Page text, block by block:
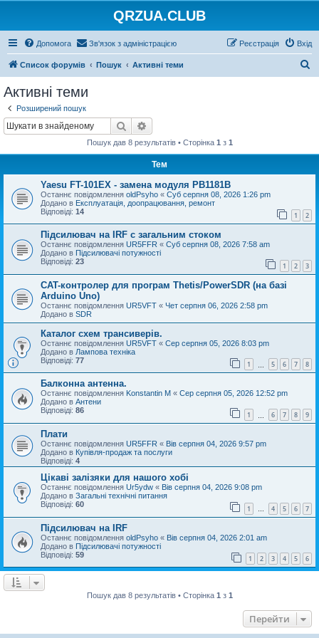
QRZUA.CLUB
Допомога Зв'язок з адміністрацією Вхід
Реєстрація
Список форумів Пошук Активні теми
Активні теми
Розширений пошук
Пошук
Пошук дав 8 результатів • Сторінка 1 з 1
Тем
Yaesu FT-101EX - замена модуля PB1181B
Останнє повідомлення oldPsyho « Суб серпня 08, 2026 1:26 pm
Додано в Експлуатація, доопрацювання, ремонт
Відповіді: 14 1 2
Підсилювач на IRF с загальним стоком
Останнє повідомлення UR5FFR « Суб серпня 08, 2026 7:58 am
Додано в Підсилювачі потужності
Відповіді: 23 1 2 3
CAT-контролер для програм Thetis/PowerSDR (на базі
Arduino Uno)
Останнє повідомлення UR5VFT « Чет серпня 06, 2026 2:58 pm
Додано в SDR
Каталог схем трансиверів.
Останнє повідомлення UR5VFT « Сер серпня 05, 2026 8:03 pm
Додано в Лампова техніка
Відповіді: 77 1 5 6 7 8
Балконна антенна.
Останнє повідомлення Konstantin M « Сер серпня 05, 2026 12:52 pm
Додано в Антени
Відповіді: 86 1 6 7 8 9
Плати
Останнє повідомлення UR5FFR « Вів серпня 04, 2026 9:57 pm
Додано в Купівля-продаж та послуги
Відповіді: 4
Цікаві залізяки для нашого хобі
Останнє повідомлення Ur5ydw « Вів серпня 04, 2026 9:08 pm
Додано в Загальні технічні питання
Відповіді: 60 1 … 4 5 6 7
Підсилювач на IRF
Останнє повідомлення oldPsyho « Вів серпня 04, 2026 2:01 am
Додано в Підсилювачі потужності
Відповіді: 59 1 2 3 4 5 6
Пошук дав 8 результатів • Сторінка 1 з 1
Перейти